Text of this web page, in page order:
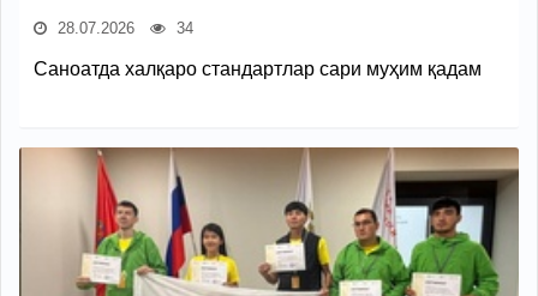
28.07.2026 34
Саноатда халқаро стандартлар сари муҳим қадам